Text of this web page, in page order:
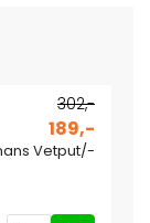
302,-
189,-
Vetput/-